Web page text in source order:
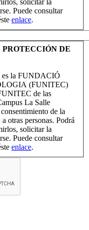
solicitar la
Puede consultar
enlace.
DE
es la FUNDACIÓ
(FUNITEC)
de las
La Salle
de la
otras personas. Podrá
solicitar la
Puede consultar
enlace.